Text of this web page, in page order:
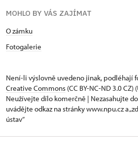
MOHLO BY VÁS ZAJÍMAT
O zámku
Fotogalerie
Není-li výslovně uvedeno jinak, podléhají
Creative Commons (CC BY-NC-ND 3.0
Neužívejte dílo komerčně | Nezasahujte
uvádějte odkaz na stránky www.npu.cz a
ústav“